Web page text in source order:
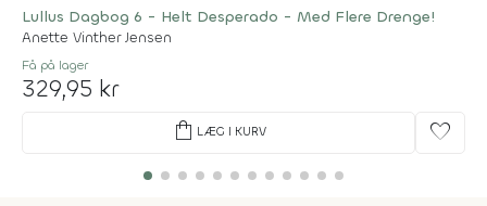
Lullus Dagbog 6 - Helt Desperado - Med Flere Drenge!
Anette Vinther Jensen
Få på lager
329,95 kr
shopping_bag LÆG I KURV favorite